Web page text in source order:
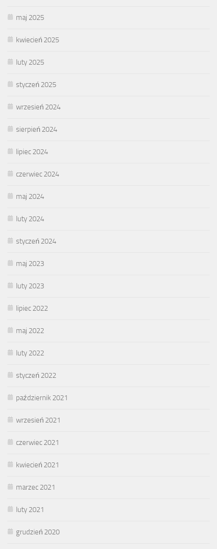
maj 2025
kwiecień 2025
luty 2025
styczeń 2025
wrzesień 2024
sierpień 2024
lipiec 2024
czerwiec 2024
maj 2024
luty 2024
styczeń 2024
maj 2023
luty 2023
lipiec 2022
maj 2022
luty 2022
styczeń 2022
październik 2021
wrzesień 2021
czerwiec 2021
kwiecień 2021
marzec 2021
luty 2021
grudzień 2020